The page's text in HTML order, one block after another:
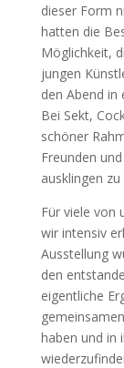
dieser Form
hatten die
Möglichkeit,
jungen
den Abend
Bei Sekt,
schöner
Freunden
ausklingen zu
Für viele von
wir intensiv
Ausstellung
den
eigentliche
haben und in